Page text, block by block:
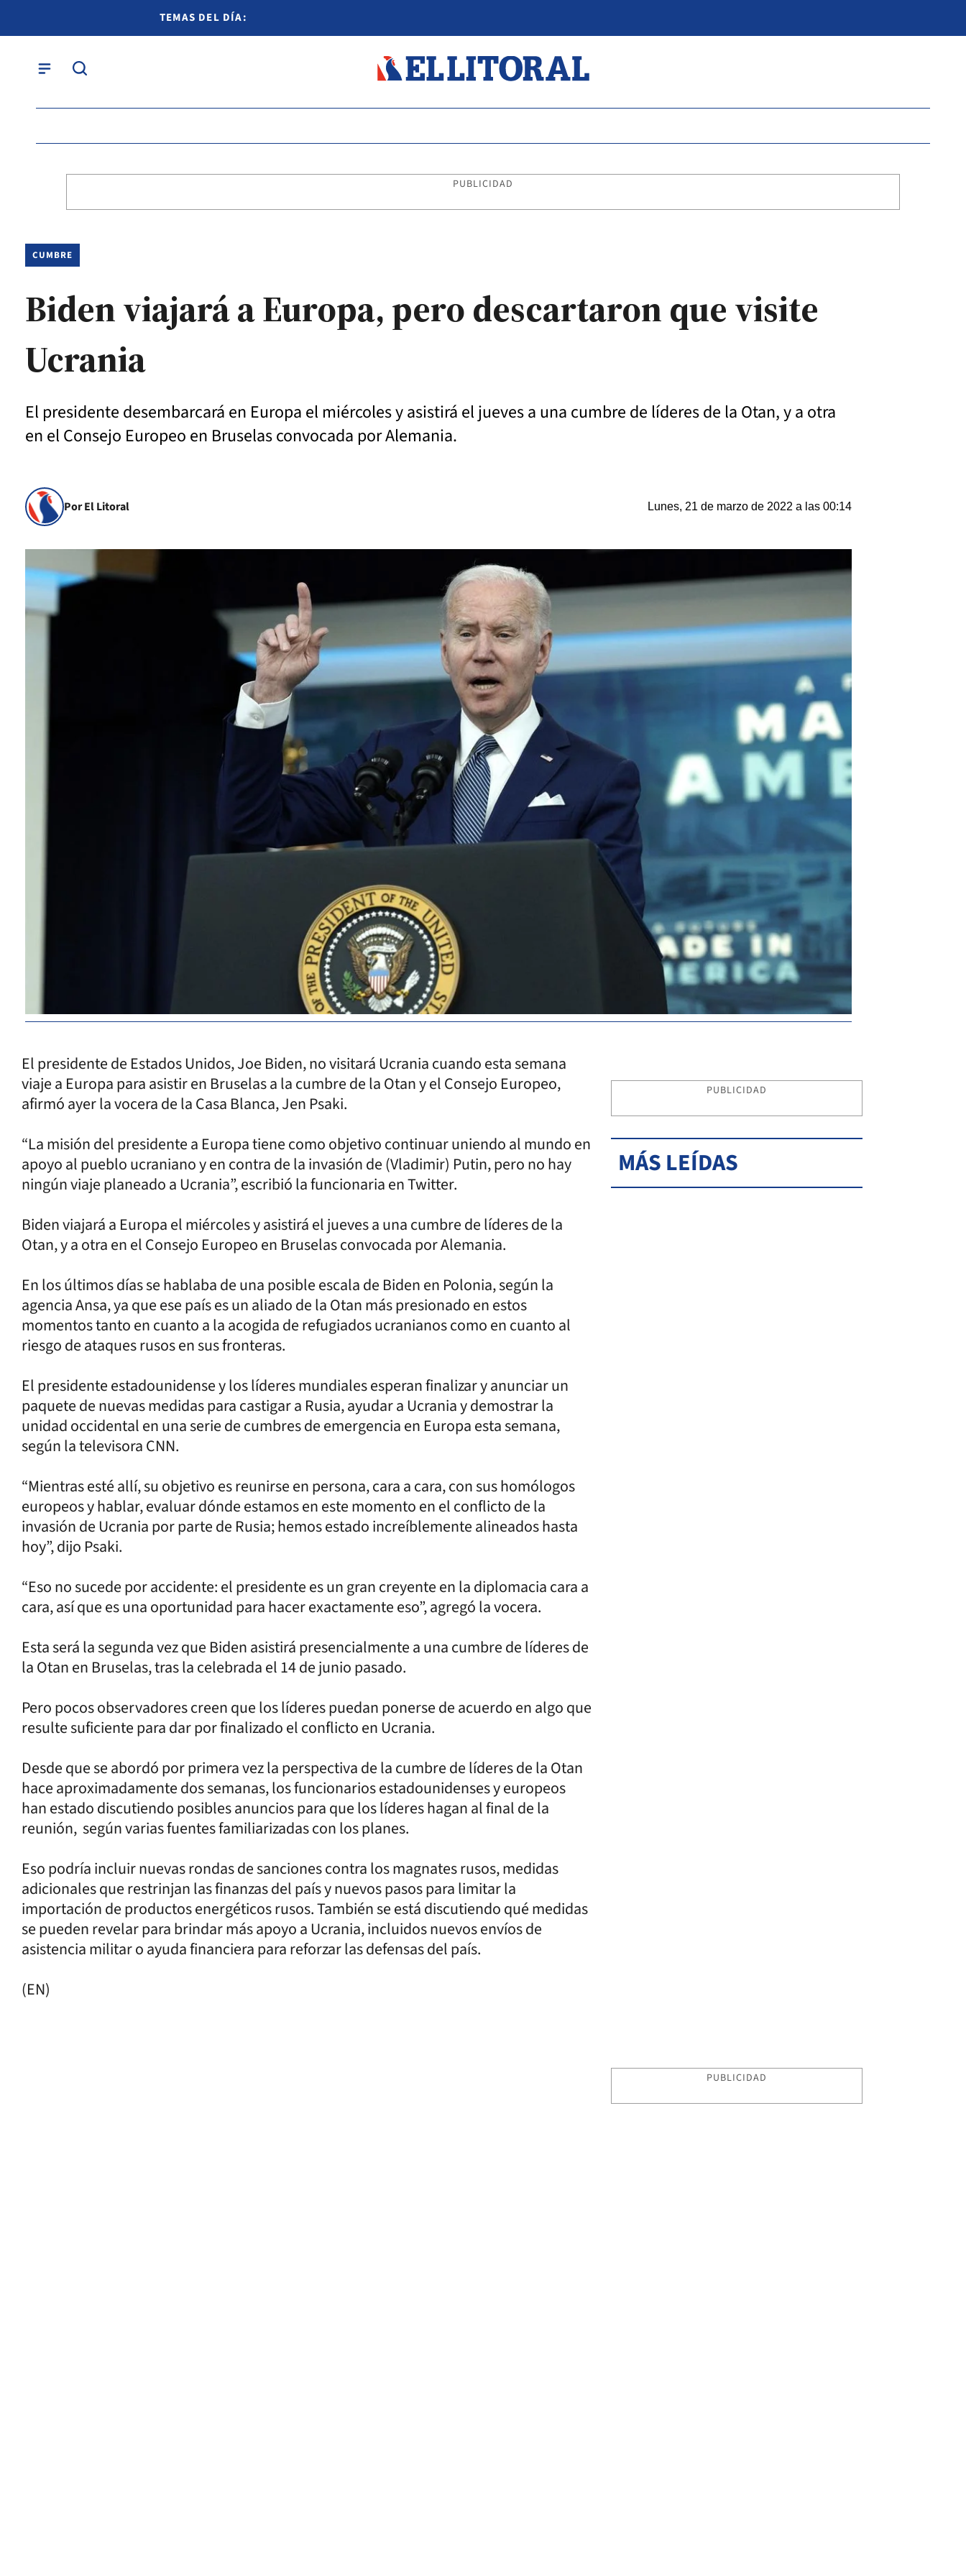
TEMAS DEL DÍA:
PUBLICIDAD
CUMBRE
Biden viajará a Europa, pero descartaron que visite
Ucrania
El presidente desembarcará en Europa el miércoles y asistirá el jueves a una cumbre de líderes de la Otan, y a otra
en el Consejo Europeo en Bruselas convocada por Alemania.
Por El Litoral Lunes, 21 de marzo de 2022 a las 00:14
El presidente de Estados Unidos, Joe Biden, no visitará Ucrania cuando esta semana
viaje a Europa para asistir en Bruselas a la cumbre de la Otan y el Consejo Europeo,
afirmó ayer la vocera de la Casa Blanca, Jen Psaki.
“La misión del presidente a Europa tiene como objetivo continuar uniendo al mundo en
apoyo al pueblo ucraniano y en contra de la invasión de (Vladimir) Putin, pero no hay
ningún viaje planeado a Ucrania”, escribió la funcionaria en Twitter.
Biden viajará a Europa el miércoles y asistirá el jueves a una cumbre de líderes de la
Otan, y a otra en el Consejo Europeo en Bruselas convocada por Alemania.
En los últimos días se hablaba de una posible escala de Biden en Polonia, según la
agencia Ansa, ya que ese país es un aliado de la Otan más presionado en estos
momentos tanto en cuanto a la acogida de refugiados ucranianos como en cuanto al
riesgo de ataques rusos en sus fronteras.
El presidente estadounidense y los líderes mundiales esperan finalizar y anunciar un
paquete de nuevas medidas para castigar a Rusia, ayudar a Ucrania y demostrar la
unidad occidental en una serie de cumbres de emergencia en Europa esta semana,
según la televisora CNN.
“Mientras esté allí, su objetivo es reunirse en persona, cara a cara, con sus homólogos
europeos y hablar, evaluar dónde estamos en este momento en el conflicto de la
invasión de Ucrania por parte de Rusia; hemos estado increíblemente alineados hasta
hoy”, dijo Psaki.
“Eso no sucede por accidente: el presidente es un gran creyente en la diplomacia cara a
cara, así que es una oportunidad para hacer exactamente eso”, agregó la vocera.
Esta será la segunda vez que Biden asistirá presencialmente a una cumbre de líderes de
la Otan en Bruselas, tras la celebrada el 14 de junio pasado.
Pero pocos observadores creen que los líderes puedan ponerse de acuerdo en algo que
resulte suficiente para dar por finalizado el conflicto en Ucrania.
Desde que se abordó por primera vez la perspectiva de la cumbre de líderes de la Otan
hace aproximadamente dos semanas, los funcionarios estadounidenses y europeos
han estado discutiendo posibles anuncios para que los líderes hagan al final de la
reunión, según varias fuentes familiarizadas con los planes.
Eso podría incluir nuevas rondas de sanciones contra los magnates rusos, medidas
adicionales que restrinjan las finanzas del país y nuevos pasos para limitar la
importación de productos energéticos rusos. También se está discutiendo qué medidas
se pueden revelar para brindar más apoyo a Ucrania, incluidos nuevos envíos de
asistencia militar o ayuda financiera para reforzar las defensas del país.
(EN)
PUBLICIDAD
MÁS LEÍDAS
PUBLICIDAD